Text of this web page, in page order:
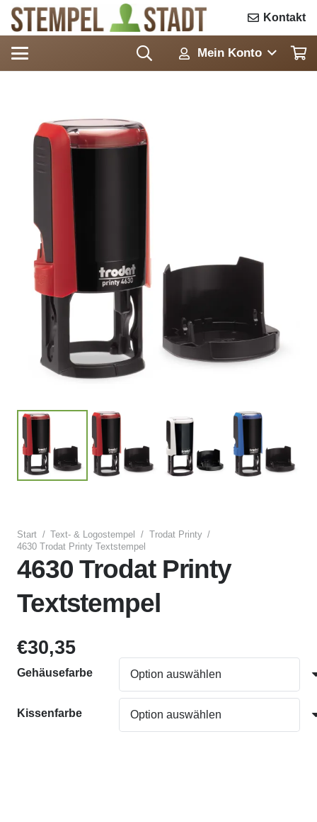
Kontakt
Mein Konto
Start / Text- & Logostempel / Trodat Printy /
4630 Trodat Printy Textstempel
4630 Trodat Printy
Textstempel
€30,35
Gehäusefarbe
Kissenfarbe